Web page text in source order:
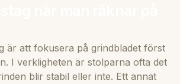
är att fokusera på grindbladet först
I verkligheten är stolparna ofta det
blir stabil eller inte. Ett annat